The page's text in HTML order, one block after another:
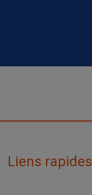
Liens rapides